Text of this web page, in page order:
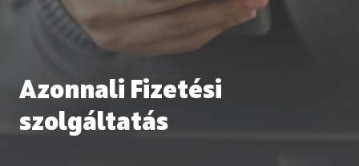
Azonnali Fizetési
szolgáltatás